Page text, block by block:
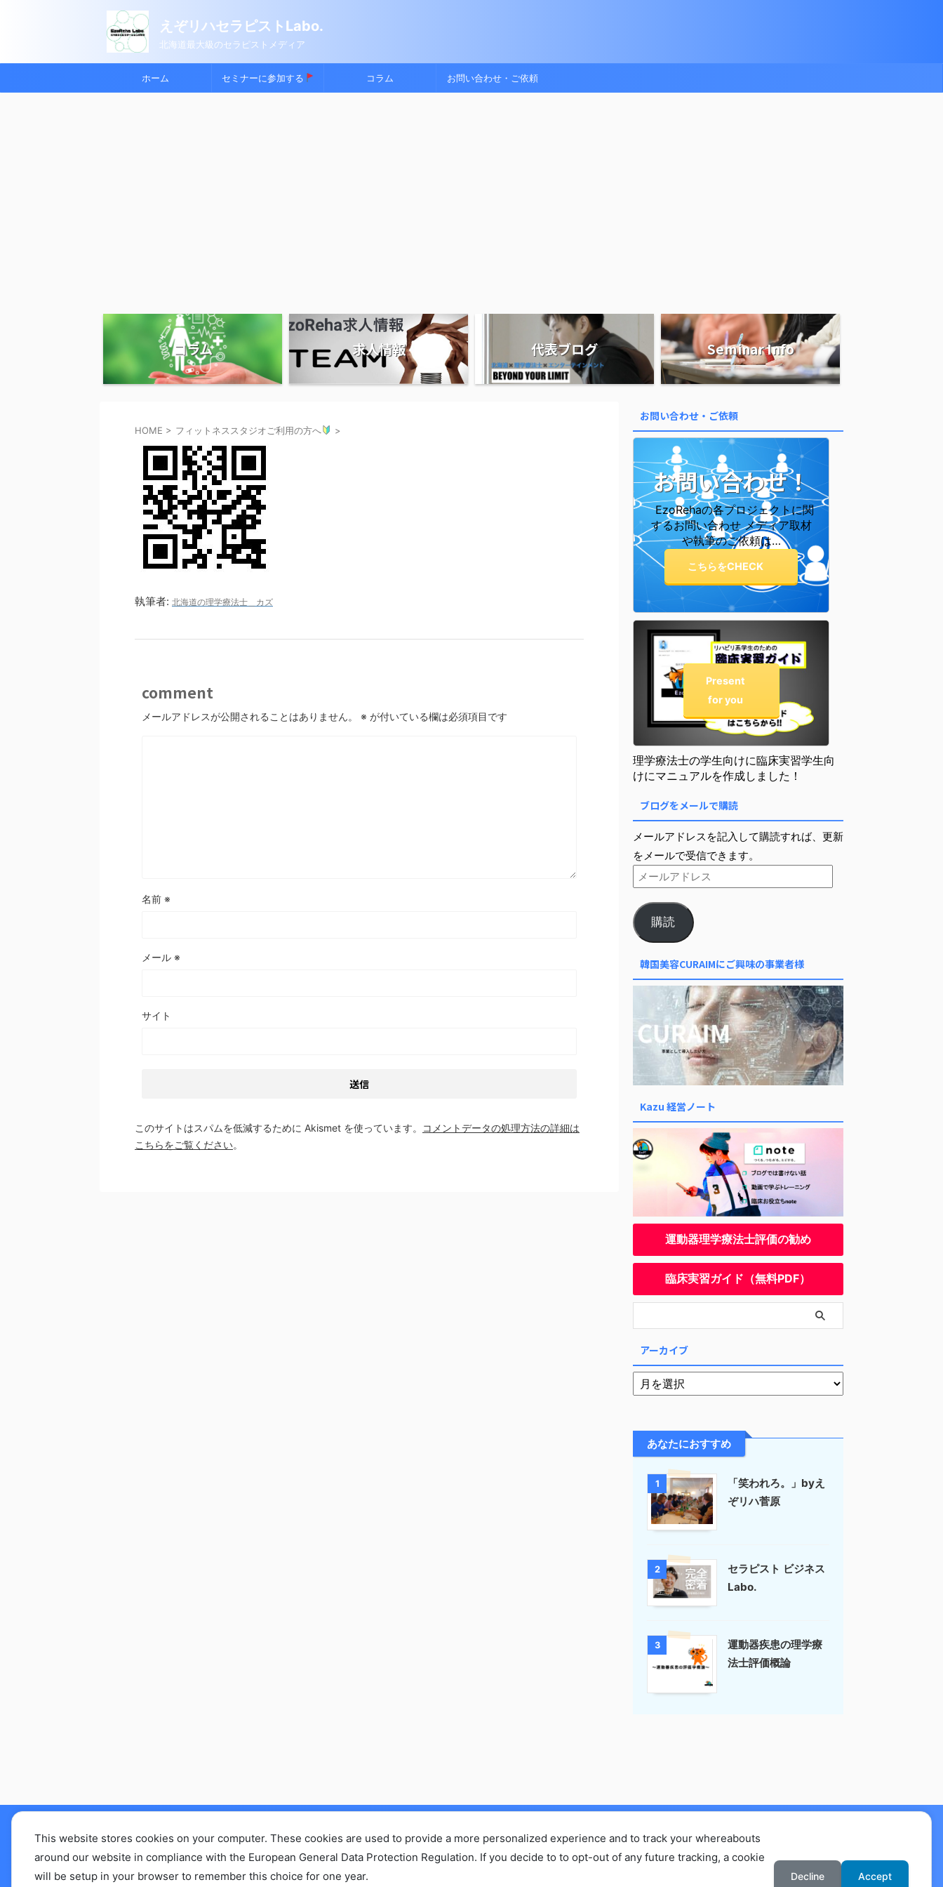
えぞリハセラピストLabo.
北海道最大級のセラピストメディア
ホーム セミナーに参加する コラム お問い合わせ・ご依頼
コラム 求人情報 代表ブログ Seminar Info
HOME > フィットネススタジオご利用の方へ >
執筆者: 北海道の理学療法士＿カズ
comment
メールアドレスが公開されることはありません。 ※ が付いている欄は必須項目です
名前 ※
メール ※
サイト
このサイトはスパムを低減するために Akismet を使っています。
コメントデータの処理方法の詳細は
こちらをご覧ください。
お問い合わせ・ご依頼
お問い合わせ！
EzoRehaの各プロジェクトに関
するお問い合わせ メディア取材
や執筆のご依頼は…
こちらをCHECK
Present
for you
理学療法士の学生向けに臨床実習学生向
けにマニュアルを作成しました！
ブログをメールで購読
メールアドレスを記入して購読すれば、更新
をメールで受信できます。
購読
韓国美容CURAIMにご興味の事業者様
Kazu 経営ノート
運動器理学療法士評価の勧め
臨床実習ガイド（無料PDF）
アーカイブ
あなたにおすすめ
1
「笑われろ。」byえ
ぞリハ菅原
2
セラピスト ビジネス
Labo.
3
運動器疾患の理学療
法士評価概論
プライバシーポリシー 会社概要
えぞリハセラピストL
abo.
This website stores cookies on your computer. These cookies are used to provide a more personalized experience and to track your whereabouts
around our website in compliance with the European General Data Protection Regulation. If you decide to to opt-out of any future tracking, a cookie
will be setup in your browser to remember this choice for one year.
Decline Accept